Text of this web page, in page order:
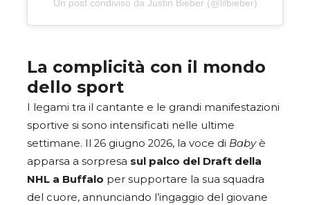
Un post condiviso da Justin Bieber (@lilbieber)
La complicità con il mondo
dello sport
I legami tra il cantante e le grandi manifestazioni
sportive si sono intensificati nelle ultime
settimane. Il 26 giugno 2026, la voce di Babyè
apparsa a sorpresa sul palco del Draft della
NHL a Buffalo per supportare la sua squadra
del cuore, annunciando l’ingaggio del giovane